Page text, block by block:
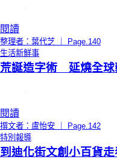
閱讀
整理者：葉代芝 ｜ Page.140
生活新鮮事
荒誕造字術 延燒全球
閱讀
撰文者：盧怡安 ｜ Page.142
特別報導
到迪化街文創小百貨走